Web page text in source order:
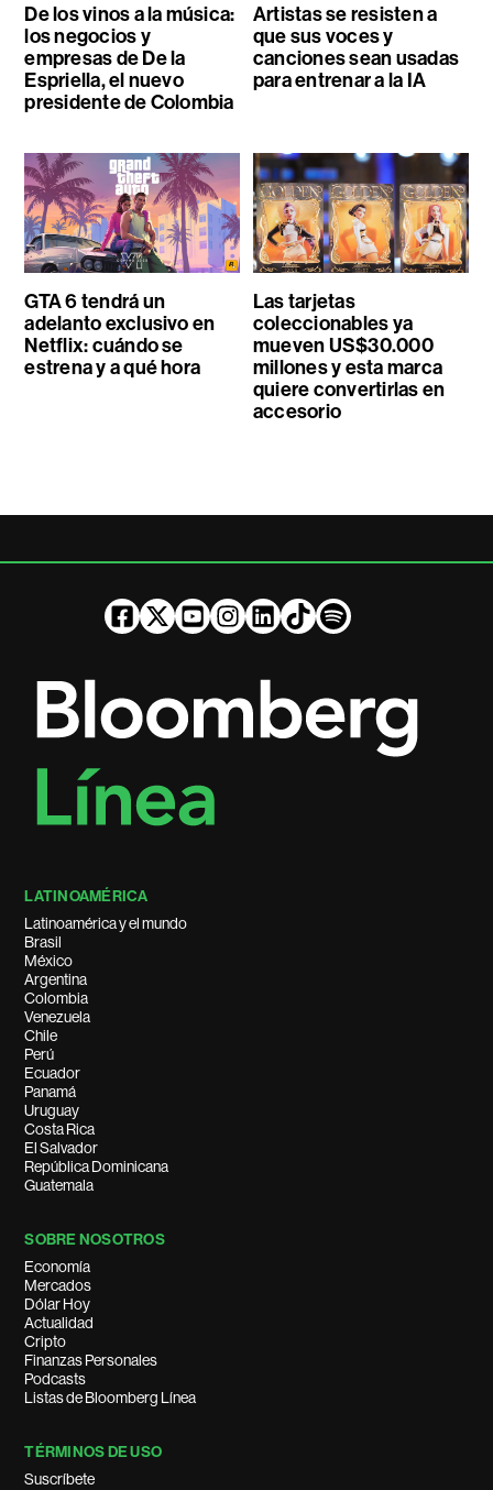
De los vinos a la música:
los negocios y
empresas de De la
Espriella, el nuevo
presidente de Colombia
Artistas se resisten a
que sus voces y
canciones sean usadas
para entrenar a la IA
GTA 6 tendrá un
adelanto exclusivo en
Netflix: cuándo se
estrena y a qué hora
Las tarjetas
coleccionables ya
mueven US$30.000
millones y esta marca
quiere convertirlas en
accesorio
LATINOAMÉRICA
Latinoamérica y el mundo
Brasil
México
Argentina
Colombia
Venezuela
Chile
Perú
Ecuador
Panamá
Uruguay
Costa Rica
El Salvador
República Dominicana
Guatemala
SOBRE NOSOTROS
Economía
Mercados
Dólar Hoy
Actualidad
Cripto
Finanzas Personales
Podcasts
Listas de Bloomberg Línea
TÉRMINOS DE USO
Suscríbete